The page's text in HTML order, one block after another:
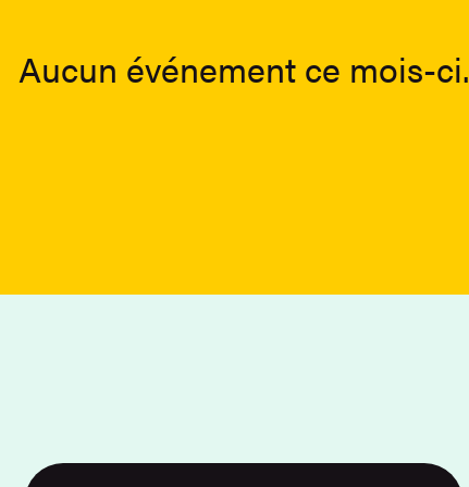
Aucun événement ce mois-ci.